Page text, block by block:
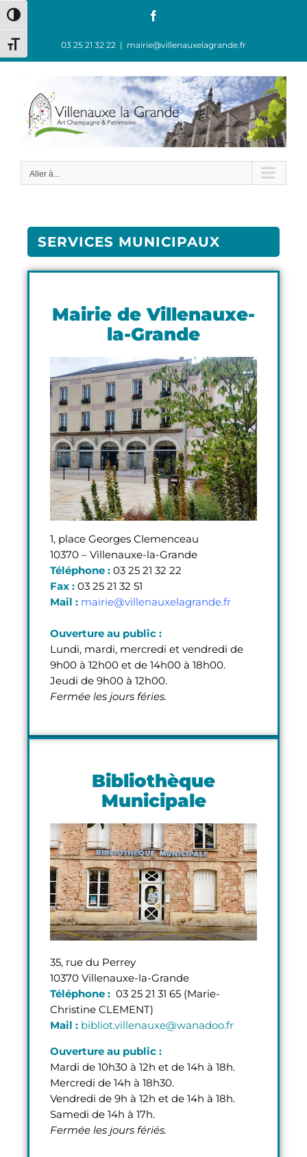
Passer en contraste élevé
Changer la taille de la police
03 25 21 32 22 | mairie@villenauxelagrande.fr
Aller à...
SERVICES MUNICIPAUX
Mairie de Villenauxe-
la-Grande
1, place Georges Clemenceau
10370 – Villenauxe-la-Grande
Téléphone : 03 25 21 32 22
Fax : 03 25 21 32 51
Mail : mairie@villenauxelagrande.fr
Ouverture au public :
Lundi, mardi, mercredi et vendredi de
9h00 à 12h00 et de 14h00 à 18h00.
Jeudi de 9h00 à 12h00.
Fermée les jours féries.
Bibliothèque
Municipale
35, rue du Perrey
10370 Villenauxe-la-Grande
Téléphone : 03 25 21 31 65 (Marie-
Christine CLEMENT)
Mail : bibliot.villenauxe@wanadoo.fr
Ouverture au public :
Mardi de 10h30 à 12h et de 14h à 18h.
Mercredi de 14h à 18h30.
Vendredi de 9h à 12h et de 14h à 18h.
Samedi de 14h à 17h.
Fermée les jours fériés.